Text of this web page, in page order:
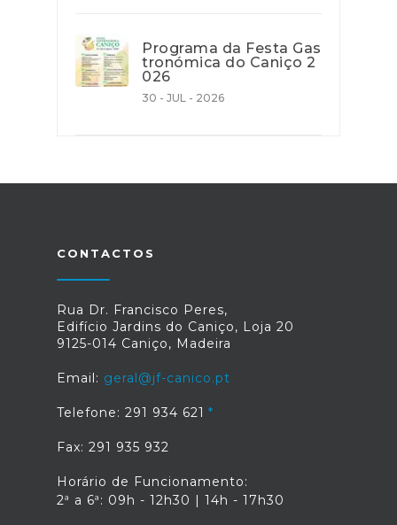
Programa da Festa Gas
tronómica do Caniço 2
026
30 - JUL - 2026
CONTACTOS
Rua Dr. Francisco Peres,
Edifício Jardins do Caniço, Loja 20
9125-014 Caniço, Madeira
Email: geral@jf-canico.pt
Telefone: 291 934 621
Fax: 291 935 932
Horário de Funcionamento:
2ª a 6ª: 09h - 12h30 | 14h - 17h30